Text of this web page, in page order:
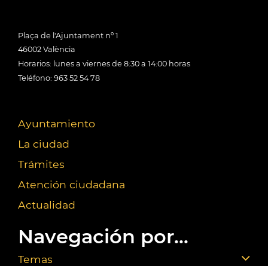
Plaça de l'Ajuntament nº 1
46002 València
Horarios: lunes a viernes de 8:30 a 14:00 horas
Teléfono: 963 52 54 78
Ayuntamiento
La ciudad
Trámites
Atención ciudadana
Actualidad
Navegación por...
Temas